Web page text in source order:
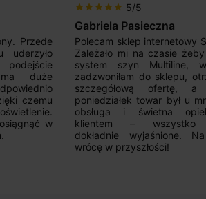
Przede
uderzyło
duże
czemu
w
star star star star star 5/5
Gabriela Pasieczna
Polecam sklep internetowy
Zależało mi na czasie
system szyn Multiline,
zadzwoniłam do sklepu,
szczegółową ofertę,
poniedziałek towar był u
obsługa i świetna
klientem – wszystko
dokładnie wyjaśnione.
wrócę w przyszłości!